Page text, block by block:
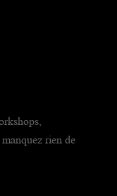
rien de